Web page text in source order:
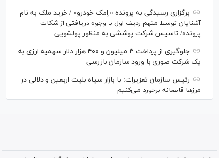
برگزاری رسیدگی به پرونده «رامک خودرو» / خرید ملک به نام
آشنایان توسط متهم ردیف اول با وجوه دریافتی از شکات
پرونده/ تاسیس شرکت پوششی به منظور پولشویی
جلوگیری از پرداخت ۳ میلیون و ۴۰۰ هزار دلار سهمیه ارزی به
یک شرکت صوری با ورود سازمان بازرسی
رئیس سازمان تعزیرات: با بازار سیاه بلیت اربعین و دلالی در
مرز‌ها قاطعانه برخورد می‌کنیم